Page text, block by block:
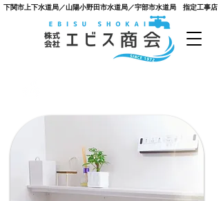
​下関市上下水道局／山陽小野田市水道局／宇部市水道局 指定工事店